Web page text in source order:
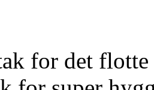
for det